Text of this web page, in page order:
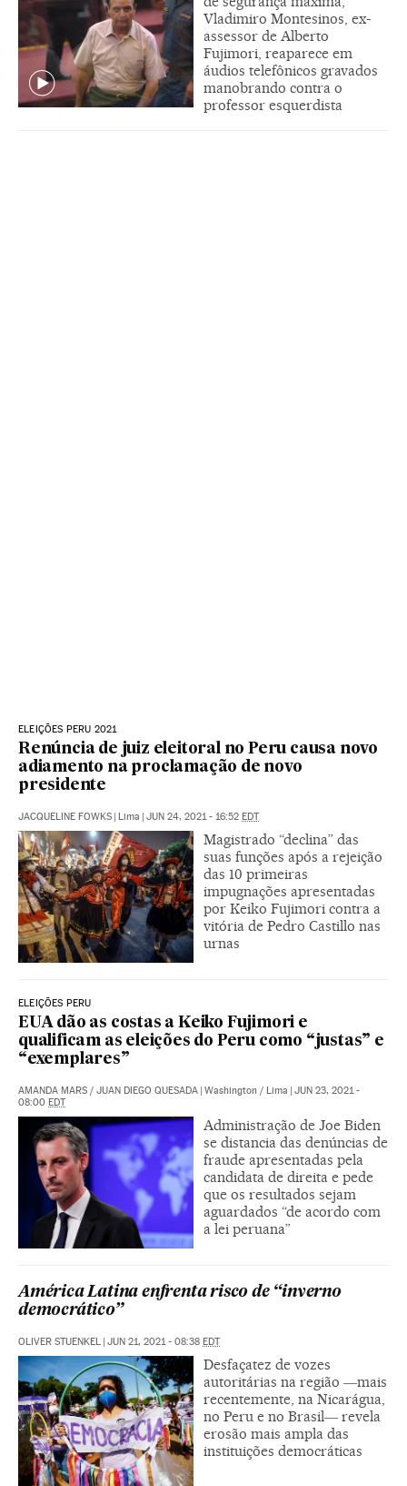
Vladimiro Montesinos, ex-
assessor de Alberto
Fujimori, reaparece em
áudios telefônicos gravados
manobrando contra o
professor esquerdista
ELEIÇÕES PERU 2021
Renúncia de juiz eleitoral no Peru causa novo
adiamento na proclamação de novo
presidente
JACQUELINE FOWKS Lima JUN 24, 2021 - 16:52 EDT
Magistrado “declina” das
suas funções após a rejeição
das 10 primeiras
impugnações apresentadas
por Keiko Fujimori contra a
vitória de Pedro Castillo nas
urnas
ELEIÇÕES PERU
EUA dão as costas a Keiko Fujimori e
qualificam as eleições do Peru como “justas” e
“exemplares”
AMANDA MARS / JUAN DIEGO QUESADA | Washington / Lima | JUN 23, 2021 -
08:00 EDT
Administração de Joe Biden
se distancia das denúncias de
fraude apresentadas pela
candidata de direita e pede
que os resultados sejam
aguardados “de acordo com
a lei peruana”
América Latina enfrenta risco de “inverno
democrático”
OLIVER STUENKEL | JUN 21, 2021 - 08:38 EDT
Desfaçatez de vozes
autoritárias na região ―mais
recentemente, na Nicarágua,
no Peru e no Brasil― revela
erosão mais ampla das
instituições democráticas